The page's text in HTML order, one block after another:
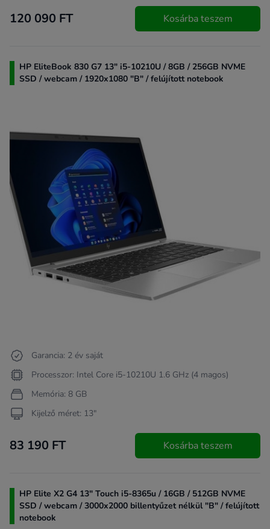
120 090 FT Kosárba teszem
HP EliteBook 830 G7 13" i5-10210U / 8GB / 256GB NVME
SSD / webcam / 1920x1080 "B" / felújított notebook
Garancia: 2 év saját
Processzor: Intel Core i5-10210U 1.6 GHz (4 magos)
Memória: 8 GB
Kijelző méret: 13"
83 190 FT Kosárba teszem
HP Elite X2 G4 13" Touch i5-8365u / 16GB / 512GB NVME
SSD / webcam / 3000x2000 billentyűzet nélkül "B" / felújított
notebook